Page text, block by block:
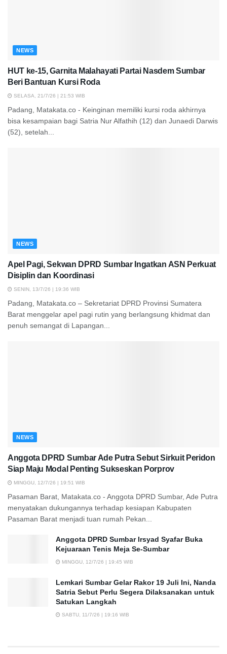
NEWS
HUT ke-15, Garnita Malahayati Partai Nasdem Sumbar
Beri Bantuan Kursi Roda
SELASA, 21/7/26 | 21:53 WIB
Padang, Matakata.co - Keinginan memiliki kursi roda akhirnya
bisa kesampaian bagi Satria Nur Alfathih (12) dan Junaedi Darwis
(52), setelah...
NEWS
Apel Pagi, Sekwan DPRD Sumbar Ingatkan ASN Perkuat
Disiplin dan Koordinasi
SENIN, 13/7/26 | 19:36 WIB
Padang, Matakata.co – Sekretariat DPRD Provinsi Sumatera
Barat menggelar apel pagi rutin yang berlangsung khidmat dan
penuh semangat di Lapangan...
NEWS
Anggota DPRD Sumbar Ade Putra Sebut Sirkuit Peridon
Siap Maju Modal Penting Sukseskan Porprov
MINGGU, 12/7/26 | 19:51 WIB
Pasaman Barat, Matakata.co - Anggota DPRD Sumbar, Ade Putra
menyatakan dukungannya terhadap kesiapan Kabupaten
Pasaman Barat menjadi tuan rumah Pekan...
Anggota DPRD Sumbar Irsyad Syafar Buka
Kejuaraan Tenis Meja Se-Sumbar
MINGGU, 12/7/26 | 19:45 WIB
Lemkari Sumbar Gelar Rakor 19 Juli Ini, Nanda
Satria Sebut Perlu Segera Dilaksanakan untuk
Satukan Langkah
SABTU, 11/7/26 | 19:16 WIB